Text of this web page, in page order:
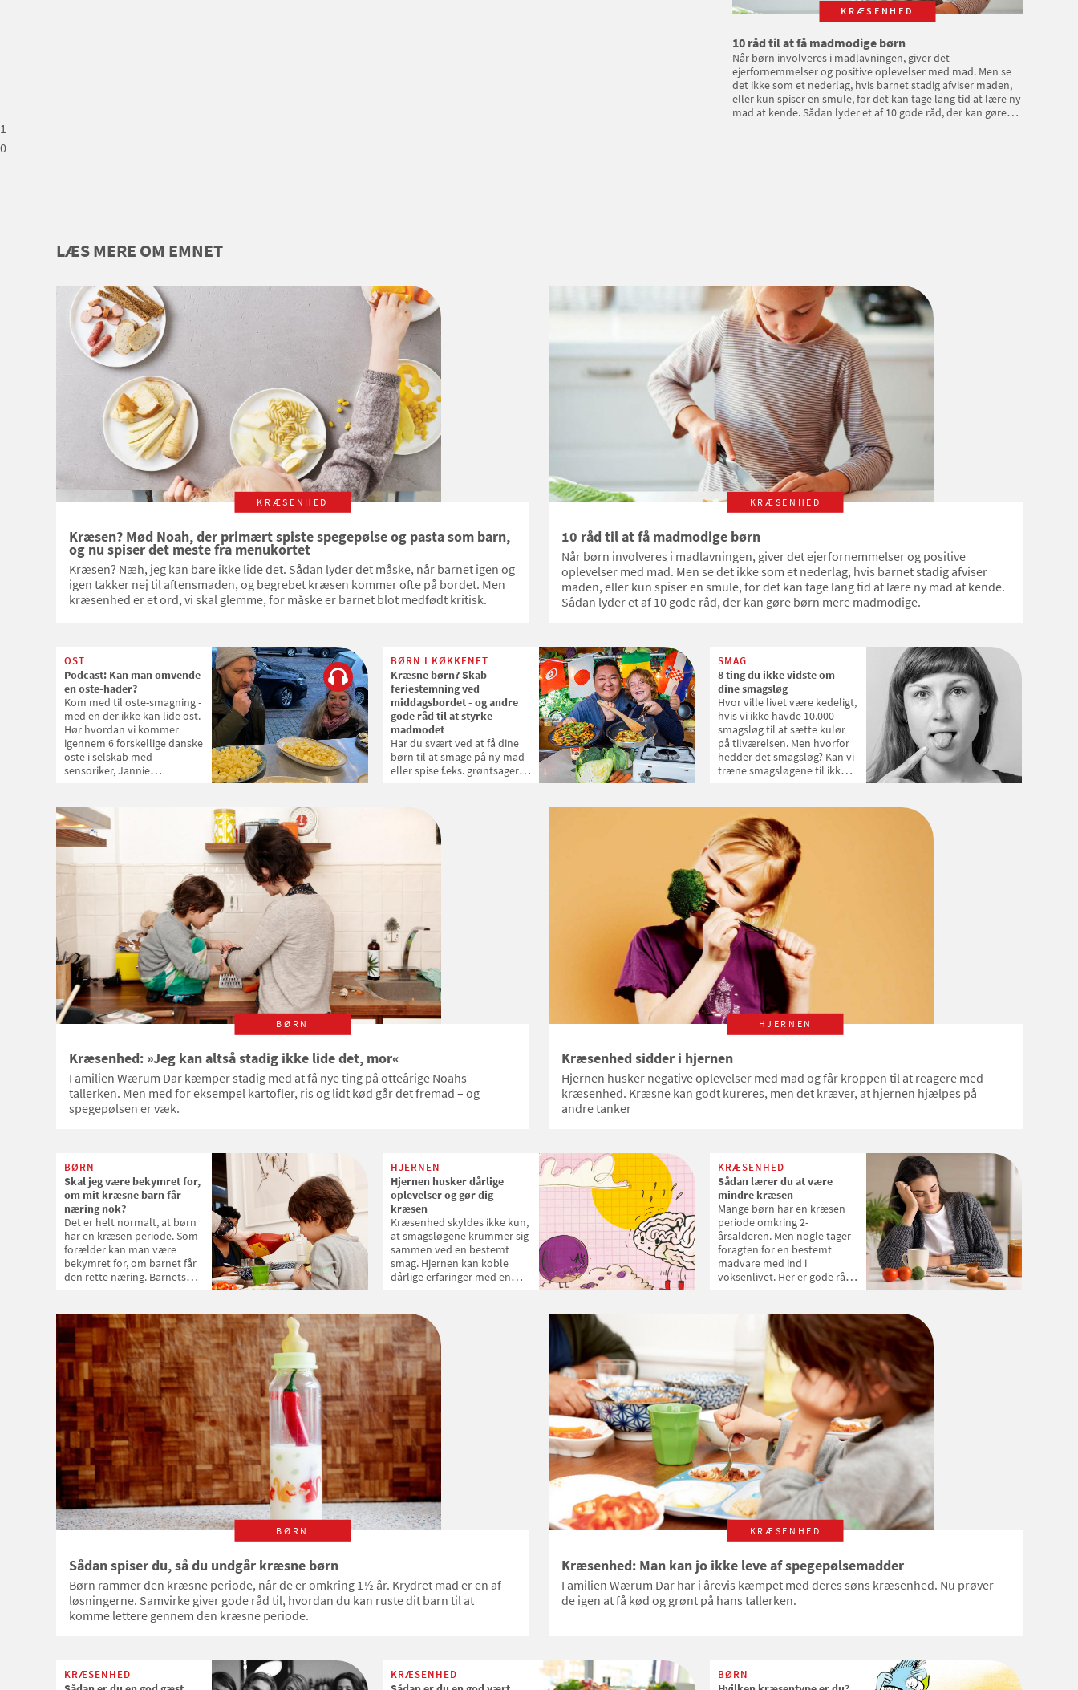
KRÆSENHED
10 råd til at få madmodige børn
Når børn involveres i madlavningen, giver det
ejerfornemmelser og positive oplevelser med mad. Men se
det ikke som et nederlag, hvis barnet stadig afviser maden,
eller kun spiser en smule, for det kan tage lang tid at lære ny
mad at kende. Sådan lyder et af 10 gode råd, der kan gøre
1
0
LÆS MERE OM EMNET
KRÆSENHED
Kræsen? Mød Noah, der primært spiste spegepølse og pasta som barn,
og nu spiser det meste fra menukortet
Kræsen? Næh, jeg kan bare ikke lide det. Sådan lyder det måske, når barnet igen og
igen takker nej til aftensmaden, og begrebet kræsen kommer ofte på bordet. Men
kræsenhed er et ord, vi skal glemme, for måske er barnet blot medfødt kritisk.
KRÆSENHED
10 råd til at få madmodige børn
Når børn involveres i madlavningen, giver det ejerfornemmelser og positive
oplevelser med mad. Men se det ikke som et nederlag, hvis barnet stadig afviser
maden, eller kun spiser en smule, for det kan tage lang tid at lære ny mad at kende.
Sådan lyder et af 10 gode råd, der kan gøre børn mere madmodige.
OST
Podcast: Kan man omvende
en oste-hader?
Kom med til oste-smagning -
med en der ikke kan lide ost.
Hør hvordan vi kommer
igennem 6 forskellige danske
oste i selskab med
sensoriker, Jannie
kan det virke
grænseoverskridende.
BØRN I KØKKENET
Kræsne børn? Skab
feriestemning ved
middagsbordet - og andre
gode råd til at styrke
madmodet
Har du svært ved at få dine
børn til at smage på ny mad
eller spise f.eks. grøntsager,
køkkenet. Det kan være med
til at skærpe børnenes
flere gode råd sidst i artiklen
SMAG
8 ting du ikke vidste om
dine smagsløg
Hvor ville livet være kedeligt,
hvis vi ikke havde 10.000
smagsløg til at sætte kulør
på tilværelsen. Men hvorfor
hedder det smagsløg? Kan vi
træne smagsløgene til ikke
alderen? Samvirke har
allieret sig med lektor Per
Møller fra Institut for
Fødevarevidenskab på
Københavns Universitet, der
fortæller dig 8 ting, du
sikkert ikke vidste om dine
dyrebare smagsløg.
BØRN
Kræsenhed: »Jeg kan altså stadig ikke lide det, mor«
Familien Wærum Dar kæmper stadig med at få nye ting på otteårige Noahs
tallerken. Men med for eksempel kartofler, ris og lidt kød går det fremad – og
spegepølsen er væk.
HJERNEN
Kræsenhed sidder i hjernen
Hjernen husker negative oplevelser med mad og får kroppen til at reagere med
kræsenhed. Kræsne kan godt kureres, men det kræver, at hjernen hjælpes på
andre tanker
BØRN
Skal jeg være bekymret for,
om mit kræsne barn får
næring nok?
Det er helt normalt, at børn
har en kræsen periode. Som
forælder kan man være
bekymret for, om barnet får
den rette næring. Barnets
HJERNEN
Hjernen husker dårlige
oplevelser og gør dig
kræsen
Kræsenhed skyldes ikke kun,
at smagsløgene krummer sig
sammen ved en bestemt
smag. Hjernen kan koble
dårlige erfaringer med en
kan lide at spise netop den
mad.
KRÆSENHED
Sådan lærer du at være
mindre kræsen
Mange børn har en kræsen
periode omkring 2-
årsalderen. Men nogle tager
foragten for en bestemt
madvare med ind i
voksenlivet. Her er gode råd
BØRN
Sådan spiser du, så du undgår kræsne børn
Børn rammer den kræsne periode, når de er omkring 1½ år. Krydret mad er en af
løsningerne. Samvirke giver gode råd til, hvordan du kan ruste dit barn til at
komme lettere gennem den kræsne periode.
KRÆSENHED
Kræsenhed: Man kan jo ikke leve af spegepølsemadder
Familien Wærum Dar har i årevis kæmpet med deres søns kræsenhed. Nu prøver
de igen at få kød og grønt på hans tallerken.
KRÆSENHED KRÆSENHED BØRN